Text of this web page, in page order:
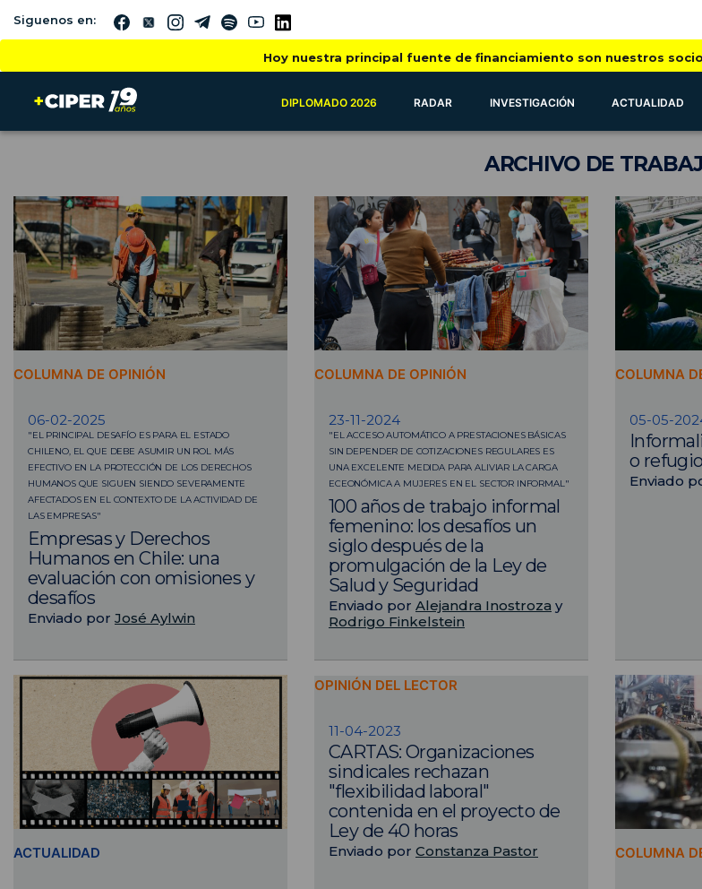
Siguenos en:
Hoy nuestra principal fuente de financiamiento son nuestros
DIPLOMADO 2026 RADAR INVESTIGACIÓN ACTUALIDAD
ARCHIVODE
COLUMNA DE OPINIÓN
06-02-2025
"EL PRINCIPAL DESAFÍO ES PARA EL ESTADO
CHILENO, EL QUE DEBE ASUMIR UN ROL MÁS
EFECTIVO EN LA PROTECCIÓN DE LOS DERECHOS
HUMANOS QUE SIGUEN SIENDO SEVERAMENTE
AFECTADOS EN EL CONTEXTO DE LA ACTIVIDAD DE
LAS EMPRESAS"
Empresas y Derechos
Humanos en Chile: una
evaluación con omisiones y
desafíos
Enviado por José Aylwin
COLUMNA DE OPINIÓN
23-11-2024
"EL ACCESO AUTOMÁTICO A PRESTACIONES BÁSICAS
SIN DEPENDER DE COTIZACIONES REGULARES ES
UNA EXCELENTE MEDIDA PARA ALIVIAR LA CARGA
ECEONÓMICA A MUJERES EN EL SECTOR INFORMAL"
100 años de trabajo informal
femenino: los desafíos un
siglo después de la
promulgación de la Ley de
Salud y Seguridad
Enviado por Alejandra Inostroza y
Rodrigo Finkelstein
COLUMNA
05-05-
o
Enviado
ACTUALIDAD
OPINIÓN DEL LECTOR
11-04-2023
CARTAS: Organizaciones
sindicales rechazan
"flexibilidad laboral"
contenida en el proyecto de
Ley de 40 horas
Enviado por Constanza Pastor COLUMNA